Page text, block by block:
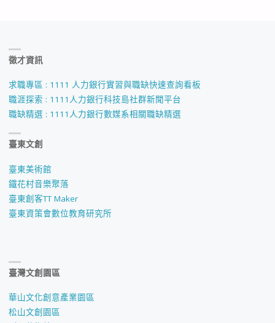
徵才資訊
求職專區 : 1111 人力銀行實習與職缺快速查詢看板
職涯探索 : 1111人力銀行科技島社群新聞平台
職缺精選 : 1111人力銀行數媒系相關職缺精選
臺東文創
臺東美術館
鐵花村音樂聚落
臺東創客TT Maker
臺東資策會數位教育研究所
臺灣文創園區
華山文化創意產業園區
松山文創園區